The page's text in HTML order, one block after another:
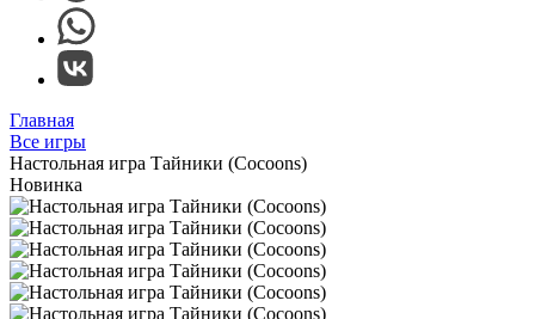
Главная
Все игры
Настольная игра Тайники (Cocoons)
Новинка